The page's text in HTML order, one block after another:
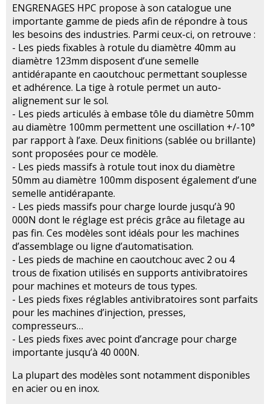
ENGRENAGES HPC propose à son catalogue une
importante gamme de pieds afin de répondre à tous
les besoins des industries. Parmi ceux-ci, on retrouve :
- Les pieds fixables à rotule du diamètre 40mm au
diamètre 123mm disposent d’une semelle
antidérapante en caoutchouc permettant souplesse
et adhérence. La tige à rotule permet un auto-
alignement sur le sol.
- Les pieds articulés à embase tôle du diamètre 50mm
au diamètre 100mm permettent une oscillation +/-10°
par rapport à l’axe. Deux finitions (sablée ou brillante)
sont proposées pour ce modèle.
- Les pieds massifs à rotule tout inox du diamètre
50mm au diamètre 100mm disposent également d’une
semelle antidérapante.
- Les pieds massifs pour charge lourde jusqu’à 90
000N dont le réglage est précis grâce au filetage au
pas fin. Ces modèles sont idéals pour les machines
d’assemblage ou ligne d’automatisation.
- Les pieds de machine en caoutchouc avec 2 ou 4
trous de fixation utilisés en supports antivibratoires
pour machines et moteurs de tous types.
- Les pieds fixes réglables antivibratoires sont parfaits
pour les machines d’injection, presses,
compresseurs…
- Les pieds fixes avec point d’ancrage pour charge
importante jusqu’à 40 000N.
La plupart des modèles sont notamment disponibles
en acier ou en inox.